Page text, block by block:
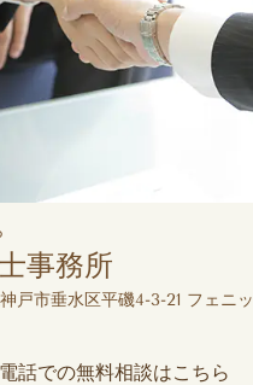
事務所
戸市垂水区平磯4-3-21 フェニ
話での無料相談はこちら